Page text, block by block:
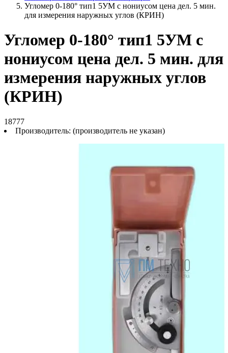
Угломер 0-180° тип1 5УМ с нониусом цена дел. 5 мин.
для измерения наружных углов (КРИН)
Угломер 0-180° тип1 5УМ с
нониусом цена дел. 5 мин. для
измерения наружных углов
(КРИН)
18777
Производитель: (производитель не указан)